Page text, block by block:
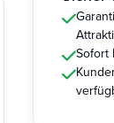
Sofort